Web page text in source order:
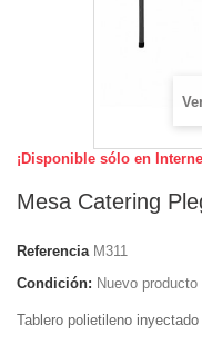
¡Disponible sólo en
Mesa Catering
Referencia M311
Condición: Nuevo producto
Tablero polietileno inyectado